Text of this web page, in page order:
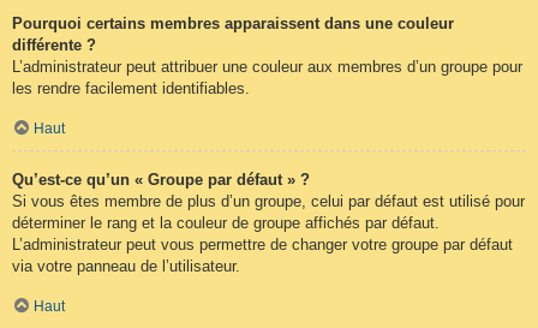
Pourquoi certains membres apparaissent dans une couleur
différente ?
L’administrateur peut attribuer une couleur aux membres d’un groupe pour
les rendre facilement identifiables.
Haut
Qu’est-ce qu’un « Groupe par défaut » ?
Si vous êtes membre de plus d’un groupe, celui par défaut est utilisé pour
déterminer le rang et la couleur de groupe affichés par défaut.
L’administrateur peut vous permettre de changer votre groupe par défaut
via votre panneau de l’utilisateur.
Haut